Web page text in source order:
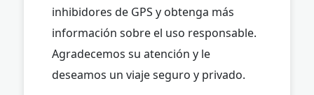
inhibidores de GPS y obtenga más
información sobre el uso responsable.
Agradecemos su atención y le
deseamos un viaje seguro y privado.